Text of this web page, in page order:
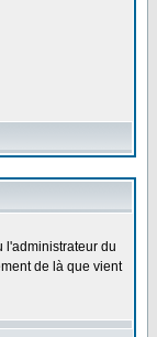
l'administrateur du
de là que vient